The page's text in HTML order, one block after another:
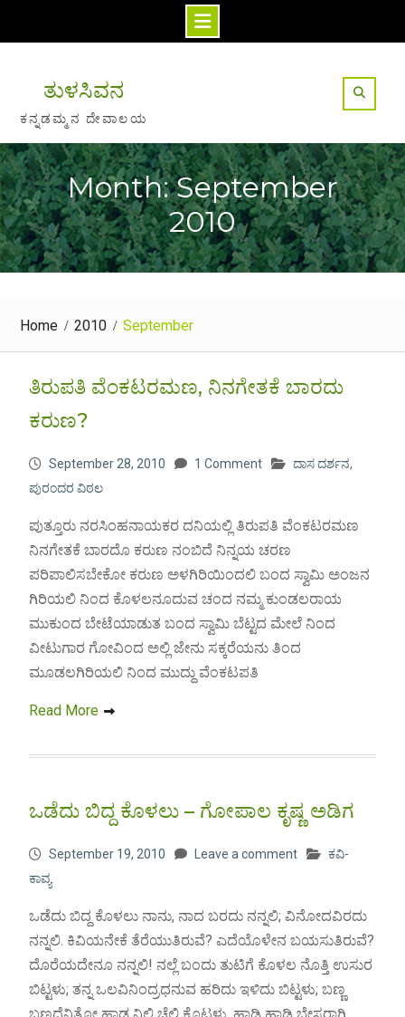
contentತುಳಸಿವನ
ಕನ್ನಡಮ್ಮನ ದೇವಾಲಯ
Month: September
2010
Home 2010 September
ತಿರುಪತಿ ವೆಂಕಟರಮಣ, ನಿನಗೇತಕೆ ಬಾರದು
ಕರುಣ?
September 28, 2010 1 Comment ದಾಸ ದರ್ಶನ,
ಪುರಂದರ ವಿಠಲ
ಪುತ್ತೂರು ನರಸಿಂಹನಾಯಕರ ದನಿಯಲ್ಲಿ ತಿರುಪತಿ ವೆಂಕಟರಮಣ
ನಿನಗೇತಕೆ ಬಾರದೊ ಕರುಣ ನಂಬಿದೆ ನಿನ್ನಯ ಚರಣ
ಪರಿಪಾಲಿಸಬೇಕೋ ಕರುಣ ಅಳಗಿರಿಯಿಂದಲಿ ಬಂದ ಸ್ವಾಮಿ ಅಂಜನ
ಗಿರಿಯಲಿ ನಿಂದ ಕೊಳಲನೂದುವ ಚಂದ ನಮ್ಮ ಕುಂಡಲರಾಯ
ಮುಕುಂದ ಬೇಟೆಯಾಡುತ ಬಂದ ಸ್ವಾಮಿ ಬೆಟ್ಟದ ಮೇಲೆ ನಿಂದ
ವೀಟುಗಾರ ಗೋವಿಂದ ಅಲ್ಲಿ ಜೇನು ಸಕ್ಕರೆಯನು ತಿಂದ
ಮೂಡಲಗಿರಿಯಲಿ ನಿಂದ ಮುದ್ದು ವೆಂಕಟಪತಿ
Read More
ಒಡೆದು ಬಿದ್ದ ಕೊಳಲು – ಗೋಪಾಲ ಕೃಷ್ಣ ಅಡಿಗ
September 19, 2010 Leave a comment
ಕವಿ-
ಕಾವ್ಯ
ಒಡೆದು ಬಿದ್ದ ಕೊಳಲು ನಾನು, ನಾದ ಬರದು ನನ್ನಲಿ; ವಿನೋದವಿರದು
ನನ್ನಲಿ. ಕಿವಿಯನೇಕೆ ತೆರೆಯುತಿರುವೆ? ಎದೆಯೊಳೇನ ಬಯಸುತಿರುವೆ?
ದೊರೆಯದೇನೂ ನನ್ನಲಿ! ನಲ್ಲೆ ಬಂದು ತುಟಿಗೆ ಕೊಳಲ ನೊತ್ತಿ ಉಸುರ
ಬಿಟ್ಟಳು; ತನ್ನ ಒಲವಿನಿಂದ್ರಧನುವ ಹರಿದು ಇಳಿದು ಬಿಟ್ಟಳು; ಬಣ್ಣ